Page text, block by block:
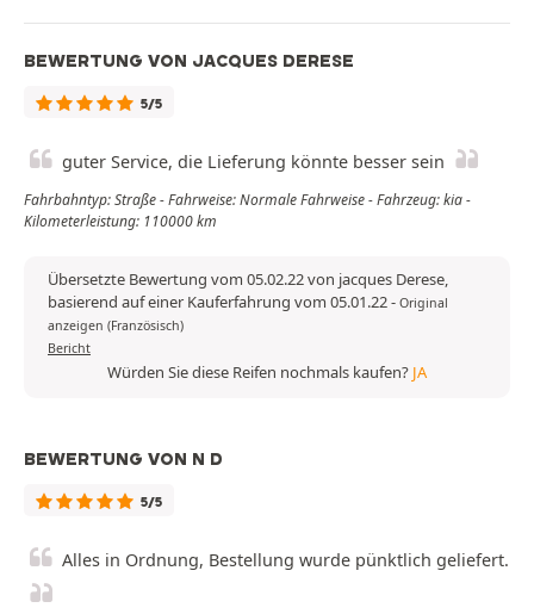
BEWERTUNG VON JACQUES DERESE
5/5
guter Service, die Lieferung könnte besser sein
Fahrbahntyp: Straße - Fahrweise: Normale Fahrweise - Fahrzeug: kia -
Kilometerleistung: 110000 km
Übersetzte Bewertung vom 05.02.22 von jacques Derese,
basierend auf einer Kauferfahrung vom 05.01.22- Original
anzeigen (Französisch)
Bericht
Würden Sie diese Reifen nochmals kaufen? JA
BEWERTUNG VON N D
5/5
Alles in Ordnung, Bestellung wurde pünktlich geliefert.